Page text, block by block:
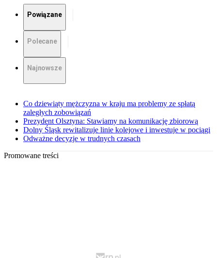
Powiązane
Polecane
Najnowsze
Co dziewiąty mężczyzna w kraju ma problemy ze spłatą
zaległych zobowiązań
Prezydent Olsztyna: Stawiamy na komunikację zbiorową
Dolny Śląsk rewitalizuje linie kolejowe i inwestuje w pociągi
Odważne decyzje w trudnych czasach
Promowane treści